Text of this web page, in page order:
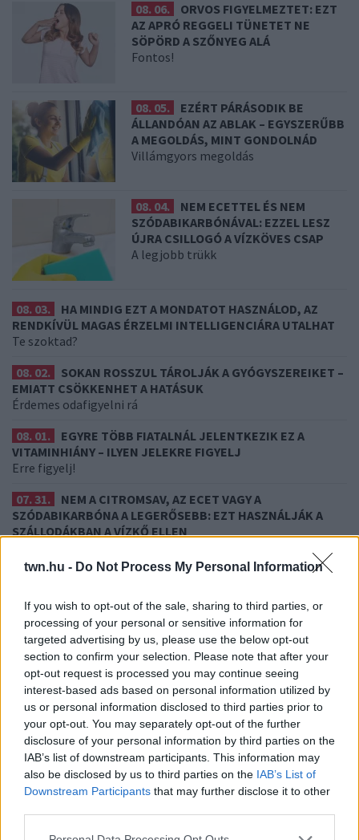
twn.hu - Do Not Process My Personal Information
If you wish to opt-out of the sale, sharing to third parties, or
processing of your personal or sensitive information for
targeted advertising by us, please use the below opt-out
section to confirm your selection. Please note that after your
opt-out request is processed you may continue seeing
interest-based ads based on personal information utilized by
us or personal information disclosed to third parties prior to
your opt-out. You may separately opt-out of the further
disclosure of your personal information by third parties on the
IAB’s list of downstream participants. This information may
also be disclosed by us to third parties on the IAB’s List of
Downstream Participants that may further disclose it to other
Please note that this website/app uses one or more Google
08. 06.
ORVOS FIGYELMEZTET: EZT
AZ APRÓ REGGELI TÜNETET NE
SÖPÖRD A SZŐNYEG ALÁ
Fontos!
08. 05.
EZÉRT PÁRÁSODIK BE
ÁLLANDÓAN AZ ABLAK – EGYSZERŰBB
A MEGOLDÁS, MINT GONDOLNÁD
Villámgyors megoldás
08. 04.
NEM ECETTEL ÉS NEM
SZÓDABIKARBÓNÁVAL: EZZEL LESZ
ÚJRA CSILLOGÓ A VÍZKÖVES CSAP
A legjobb trükk
08. 03.
HA MINDIG EZT A MONDATOT HASZNÁLOD, AZ
RENDKÍVÜL MAGAS ÉRZELMI INTELLIGENCIÁRA UTALHAT
Te szoktad?
08. 02.
SOKAN ROSSZUL TÁROLJÁK A GYÓGYSZEREIKET –
EMIATT CSÖKKENHET A HATÁSUK
Érdemes odafigyelni rá
08. 01.
EGYRE TÖBB FIATALNÁL JELENTKEZIK EZ A
VITAMINHIÁNY – ILYEN JELEKRE FIGYELJ
Erre figyelj!
07. 31.
NEM A CITROMSAV, AZ ECET VAGY A
SZÓDABIKARBÓNA A LEGERŐSEBB: EZT HASZNÁLJÁK A
SZÁLLODÁKBAN A VÍZKŐ ELLEN
24 óra